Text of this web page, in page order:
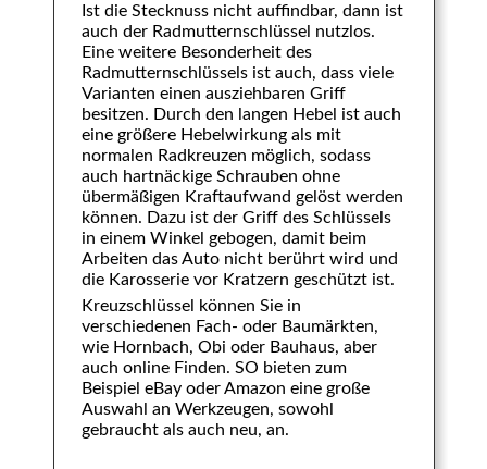
Ist die Stecknuss nicht auffindbar, dann ist
auch der Radmutternschlüssel nutzlos.
Eine weitere Besonderheit des
Radmutternschlüssels ist auch, dass viele
Varianten einen ausziehbaren Griff
besitzen. Durch den langen Hebel ist auch
eine größere Hebelwirkung als mit
normalen Radkreuzen möglich, sodass
auch hartnäckige Schrauben ohne
übermäßigen Kraftaufwand gelöst werden
können. Dazu ist der Griff des Schlüssels
in einem Winkel gebogen, damit beim
Arbeiten das Auto nicht berührt wird und
die Karosserie vor Kratzern geschützt ist.
Kreuzschlüssel können Sie in
verschiedenen Fach- oder Baumärkten,
wie Hornbach, Obi oder Bauhaus, aber
auch online Finden. SO bieten zum
Beispiel eBay oder Amazon eine große
Auswahl an Werkzeugen, sowohl
gebraucht als auch neu, an.